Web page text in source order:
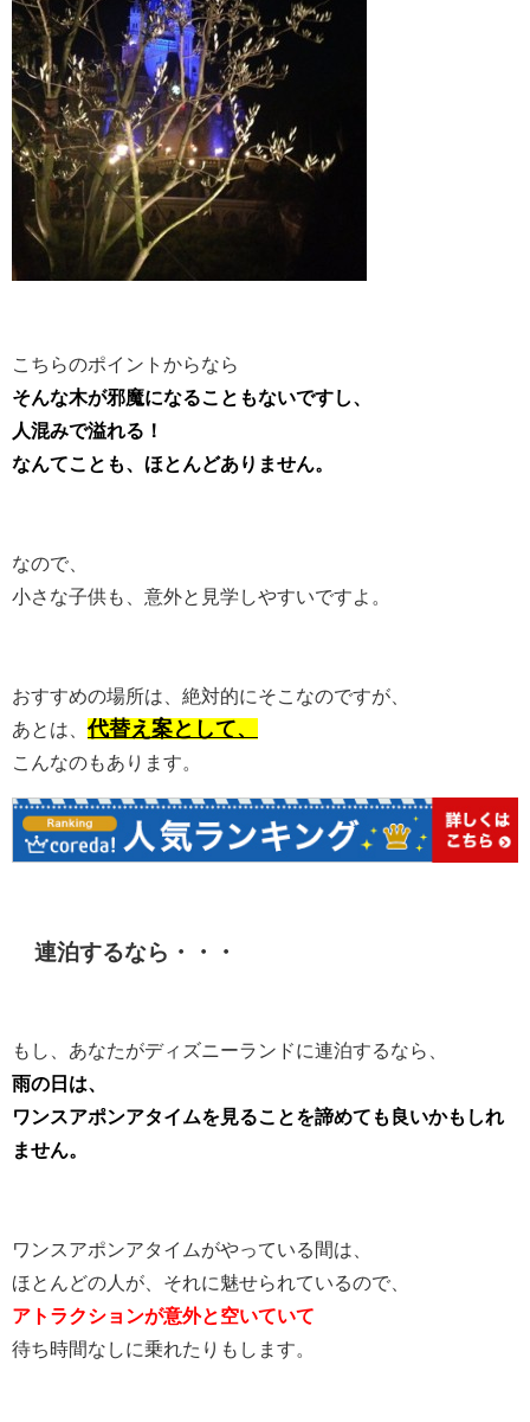
こちらのポイントからなら
そんな木が邪魔になることもないですし、
人混みで溢れる！
なんてことも、ほとんどありません。
なので、
小さな子供も、意外と見学しやすいですよ。
おすすめの場所は、絶対的にそこなのですが、
あとは、代替え案として、
こんなのもあります。
連泊するなら・・・
もし、あなたがディズニーランドに連泊するなら、
雨の日は、
ワンスアポンアタイムを見ることを諦めても良いかもしれ
ません。
ワンスアポンアタイムがやっている間は、
ほとんどの人が、それに魅せられているので、
アトラクションが意外と空いていて
待ち時間なしに乗れたりもします。